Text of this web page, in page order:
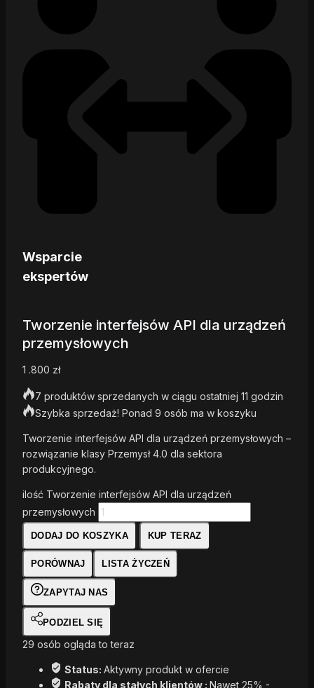
Wsparcie
ekspertów
Tworzenie interfejsów API dla urządzeń
przemysłowych
1 .800 zł
7 produktów sprzedanych w ciągu ostatniej 11 godzin
Szybka sprzedaż! Ponad 9 osób ma w koszyku
Tworzenie interfejsów API dla urządzeń przemysłowych –
rozwiązanie klasy Przemysł 4.0 dla sektora
produkcyjnego.
ilość Tworzenie interfejsów API dla urządzeń
przemysłowych
DODAJ DO KOSZYKA KUP TERAZ
PORÓWNAJ LISTA ŻYCZEŃ
ZAPYTAJ NAS
PODZIEL SIĘ
29 osób ogląda to teraz
Status: Aktywny produkt w ofercie
Rabaty dla stałych klientów : Nawet 25% -